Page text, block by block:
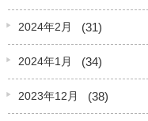
2024年2月 (31)
2024年1月 (34)
2023年12月 (38)